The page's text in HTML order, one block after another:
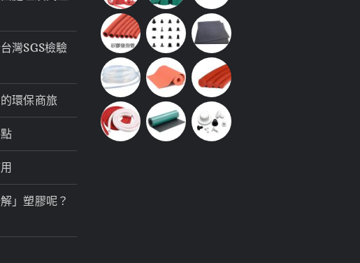
灣SGS檢驗
環保商旅
」塑膠呢？